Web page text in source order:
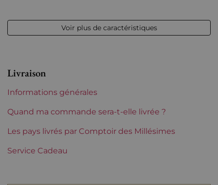
Etiquette Légèrement tachée
Tranche de prix De 50 à 80 €
Voir plus de caractéristiques
Livraison
Informations générales
Quand ma commande sera-t-elle livrée ?
Les pays livrés par Comptoir des Millésimes
Service Cadeau